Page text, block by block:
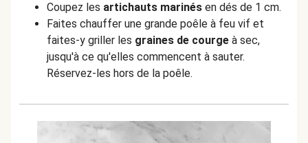
Coupez les artichauts marinés en dés de 1 cm.
Faites chauffer une grande poêle à feu vif et
faites-y griller les graines de courge à sec,
jusqu'à ce qu'elles commencent à sauter.
Réservez-les hors de la poêle.